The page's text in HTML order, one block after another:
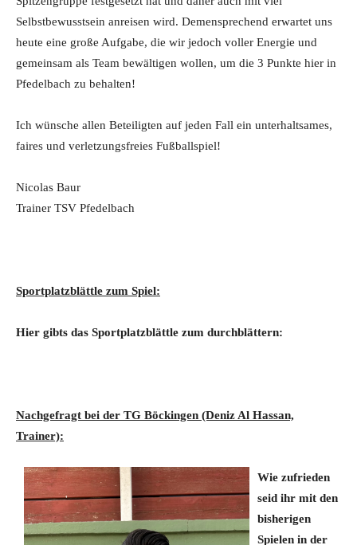
Selbstbewusstsein anreisen wird. Demensprechend erwartet uns
heute eine große Aufgabe, die wir jedoch voller Energie und
gemeinsam als Team bewältigen wollen, um die 3 Punkte hier in
Pfedelbach zu behalten!
Ich wünsche allen Beteiligten auf jeden Fall ein unterhaltsames,
faires und verletzungsfreies Fußballspiel!
Nicolas Baur
Trainer TSV Pfedelbach
Sportplatzblättle zum Spiel:
Hier gibts das Sportplatzblättle zum durchblättern:
Nachgefragt bei der TG Böckingen (Deniz Al Hassan,
Trainer):
Wie zufrieden
seid ihr mit den
bisherigen
Spielen in der